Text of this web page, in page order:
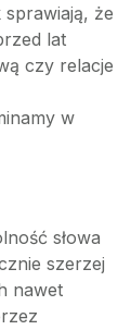
że
lat
czy relacje
w
słowa
szerzej
nawet